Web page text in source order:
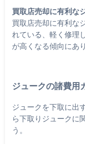
買取店売却に有利な
買取店売却に有利な
れている、軽く修理
が高くなる傾向にあ
ジュークの諸費用
ジュークを下取に出
ら下取りジュークに
う。